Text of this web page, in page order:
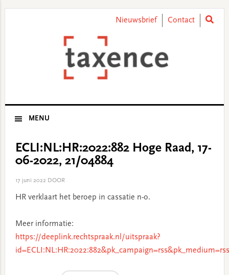
Nieuwsbrief Contact
MENU
ECLI:NL:HR:2022:882 Hoge Raad, 17-
06-2022, 21/04884
17 juni 2022DOOR
HR verklaart het beroep in cassatie n-o.
Meer informatie:
https://deeplink.rechtspraak.nl/uitspraak?